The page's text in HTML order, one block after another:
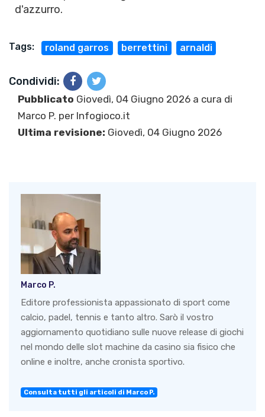
d'azzurro.
Tags: roland garros berrettini arnaldi
Condividi:
Pubblicato Giovedì, 04 Giugno 2026 a cura di
Marco P. per Infogioco.it
Ultima revisione: Giovedì, 04 Giugno 2026
Marco P.
Editore professionista appassionato di sport come
calcio, padel, tennis e tanto altro. Sarò il vostro
aggiornamento quotidiano sulle nuove release di giochi
nel mondo delle slot machine da casino sia fisico che
online e inoltre, anche cronista sportivo.
Consulta tutti gli articoli di Marco P.